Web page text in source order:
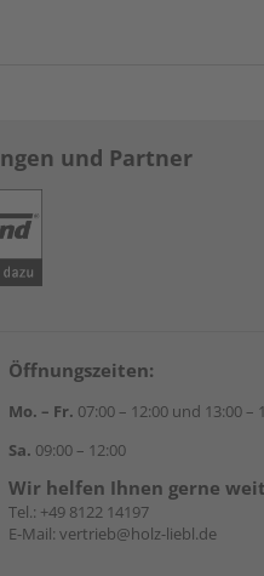
und Partner
Öffnungszeiten:
Mo. – Fr. 07:00 – 12:00 und 13:00 –
Sa. 09:00 – 12:00
Wir helfen Ihnen gerne
Tel.: +49 8122 14197
E-Mail: vertrieb@holz-liebl.de